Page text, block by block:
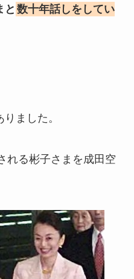
と 数十年話しをしてい
ました。
れる彬子さまを成田空